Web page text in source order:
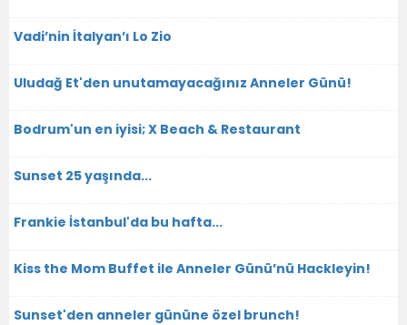
Vadi’nin İtalyan’ı Lo Zio
Uludağ Et'den unutamayacağınız Anneler Günü!
Bodrum'un en iyisi; X Beach & Restaurant
Sunset 25 yaşında...
Frankie İstanbul'da bu hafta...
Kiss the Mom Buffet ile Anneler Günü’nü Hackleyin!
Sunset'den anneler gününe özel brunch!